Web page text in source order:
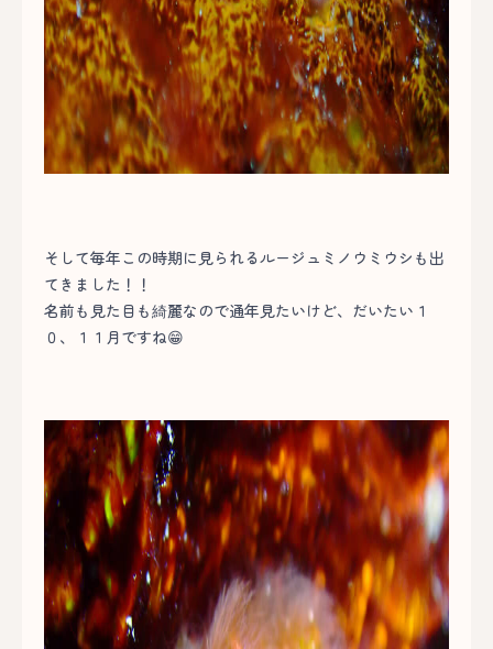
そして毎年この時期に見られるルージュミノウミウシも出
てきました！！
名前も見た目も綺麗なので通年見たいけど、だいたい１
０、１１月ですね😁